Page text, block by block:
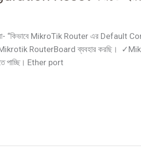
নিবো- “কিভাবে MikroTik Router এর
Mikrotik RouterBoard ব্যবহার করছি।
পাচ্ছি। Ether port